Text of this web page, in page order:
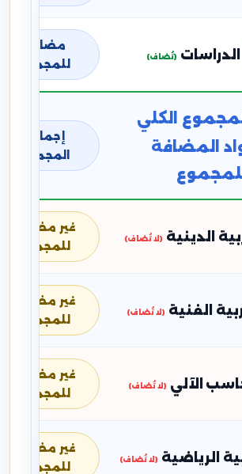
الدراسات (تُضاف)
مضافة
للمجموع
المجموع الكلي
المضافة
إجمالي
المجموع
الدينية (لا تُضاف)
غير مضافة
للمجموع
الفنية (لا تُضاف)
غير مضافة
للمجموع
الآلي (لا تُضاف)
غير مضافة
للمجموع
الرياضية (لا تُضاف)
غير مضافة
للمجموع